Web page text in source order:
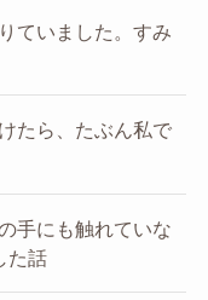
ていました。すみ
たら、たぶん私で
手にも触れていな
た話